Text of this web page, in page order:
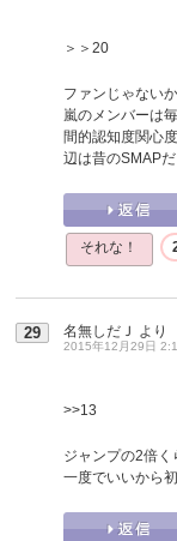
＞＞20
ファンじゃない
嵐のメンバーは
間的認知度関心
辺は昔のSMAP
それな！
29 名無しだＪ より
2015年12月29日
>>13
ジャンプの2倍
一度でいいから